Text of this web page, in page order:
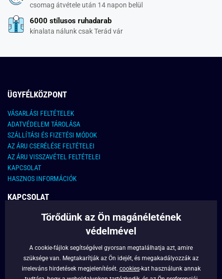
csomag átvétele után 14 napon belül
6000 stílusos ruhadarab
kínalata nálunk csak Terád vár
ÜGYFÉLKÖZPONT
VÁSARLÁSI FELTÉTELEK
ADATVÉDELEM TÁROLÁSA
SZÁLLÍTÁSI ÉS FIZETÉSI MÓDOK
AZ ÁRU CSERÉLÉSE FELTÉTELEI
AZ ÁRU VISSZAVÉTEL FELTÉTELEI
KAPCSOLAT
HASZNOS INFORMÁCIÓK
KAPCSOLAT
E-MAIL CÍM:
FONTOS INFORMÁCIÓK
RÓLUNK
BLOG
Törődünk az Ön magánéletének
védelmével
A cookie-fájlok segítségével gyorsan megtalálhatja azt, amire
szüksége van. Megtakarítják az Ön idejét, és megakadályozzák az
irreleváns hirdetések megjelenítését. cookies-kat használunk annak